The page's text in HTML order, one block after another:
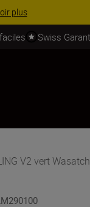
...Acheter maintenant
Swiss
V2 vert Wasatch